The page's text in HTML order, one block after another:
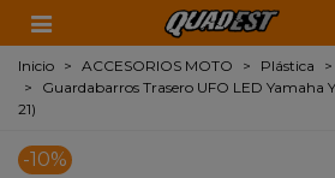
Inicio > ACCESORIOS MOTO > Plástica >
>
Guardabarros Trasero UFO LED Yamaha
21)
-10%